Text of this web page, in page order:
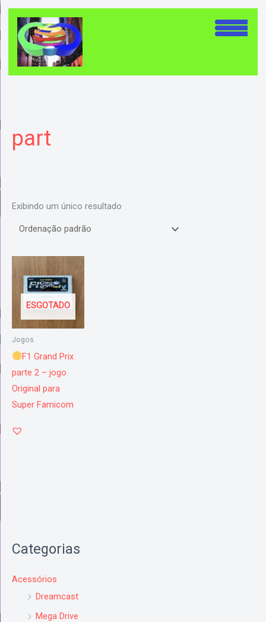
Ir
o
conteúdo
Categorias
Acessórios
Dreamcast
Mega Drive
part
Exibindo um único resultado
ESGOTADO
Jogos
F1 Grand Prix
parte 2 – jogo
Original para
Super Famicom